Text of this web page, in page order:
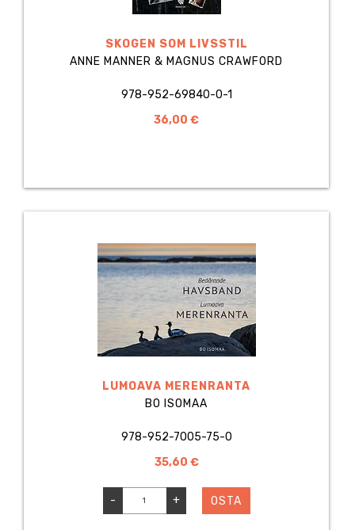
SKOGEN SOM LIVSSTIL
ANNE MANNER & MAGNUS CRAWFORD
978-952-69840-0-1
36,00 €
LUMOAVA MERENRANTA
BO ISOMAA
978-952-7005-75-0
35,60 €
- + OSTA